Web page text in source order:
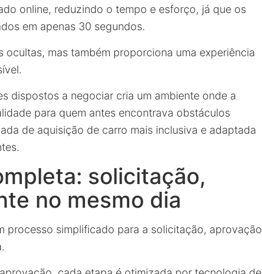
online, reduzindo o tempo e esforço, já que os
em apenas 30 segundos.
ocultas, mas também proporciona uma experiência
dispostos a negociar cria um ambiente onde a
para quem antes encontrava obstáculos
de aquisição de carro mais inclusiva e adaptada
solicitação,
no mesmo dia
processo simplificado para a solicitação, aprovação